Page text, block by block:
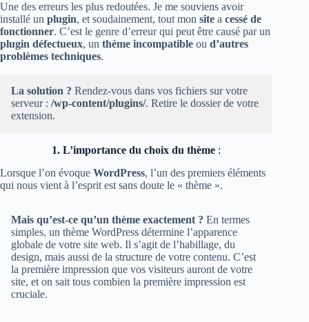
Une des erreurs les plus redoutées. Je me souviens avoir
installé un plugin, et soudainement, tout mon site a cessé de
fonctionner. C’est le genre d’erreur qui peut être causé par un
plugin défectueux, un thème incompatible ou d’autres
problèmes techniques.
La solution ? Rendez-vous dans vos fichiers sur votre
serveur : /wp-content/plugins/. Retire le dossier de votre
extension.
1. L’importance du choix du thème:
Lorsque l’on évoque WordPress, l’un des premiers éléments
qui nous vient à l’esprit est sans doute le « thème ».
Mais qu’est-ce qu’un thème exactement ? En termes
simples, un thème WordPress détermine l’apparence
globale de votre site web. Il s’agit de l’habillage, du
design, mais aussi de la structure de votre contenu. C’est
la première impression que vos visiteurs auront de votre
site, et on sait tous combien la première impression est
cruciale.